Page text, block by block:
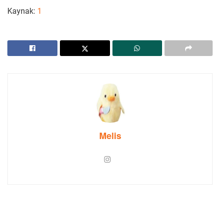
Kaynak: 1
Melis